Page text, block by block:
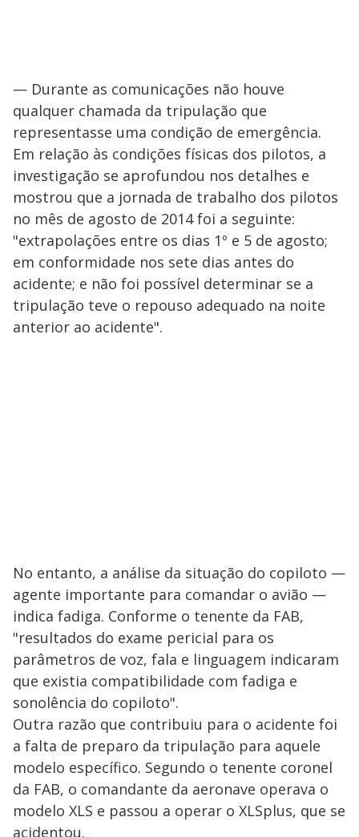
— Durante as comunicações não houve
qualquer chamada da tripulação que
representasse uma condição de emergência.
Em relação às condições físicas dos pilotos, a
investigação se aprofundou nos detalhes e
mostrou que a jornada de trabalho dos pilotos
no mês de agosto de 2014 foi a seguinte:
"extrapolações entre os dias 1º e 5 de agosto;
em conformidade nos sete dias antes do
acidente; e não foi possível determinar se a
tripulação teve o repouso adequado na noite
anterior ao acidente".
No entanto, a análise da situação do copiloto —
agente importante para comandar o avião —
indica fadiga. Conforme o tenente da FAB,
"resultados do exame pericial para os
parâmetros de voz, fala e linguagem indicaram
que existia compatibilidade com fadiga e
sonolência do copiloto".
Outra razão que contribuiu para o acidente foi
a falta de preparo da tripulação para aquele
modelo específico. Segundo o tenente coronel
da FAB, o comandante da aeronave operava o
modelo XLS e passou a operar o XLSplus, que se
acidentou.